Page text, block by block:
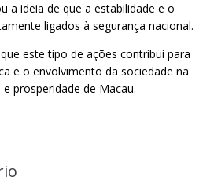
a ideia de que a estabilidade e o
ligados à segurança nacional.
este tipo de ações contribui para
e o envolvimento da sociedade na
prosperidade de Macau.